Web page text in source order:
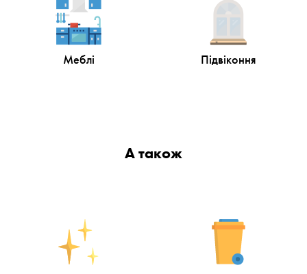
Меблі Підвіконня
А також